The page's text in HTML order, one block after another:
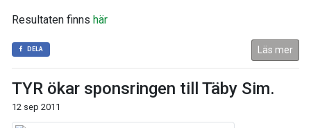
Resultaten finns här
DELA Läs mer
TYR ökar sponsringen till Täby Sim.
12 sep 2011